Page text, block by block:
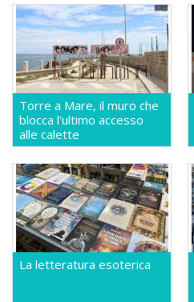
Torre a Mare, il muro che
blocca l'ultimo accesso
alle calette
La letteratura esoterica